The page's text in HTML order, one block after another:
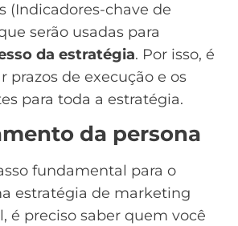
(Indicadores-chave de
serão usadas para
da estratégia. Por isso, é
prazos de execução e os
para toda a estratégia.
da persona
fundamental para o
estratégia de marketing
é preciso saber quem você